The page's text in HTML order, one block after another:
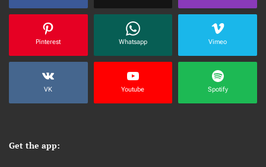
Pinterest Whatsapp Vimeo
VK Youtube Spotify
Get the app: